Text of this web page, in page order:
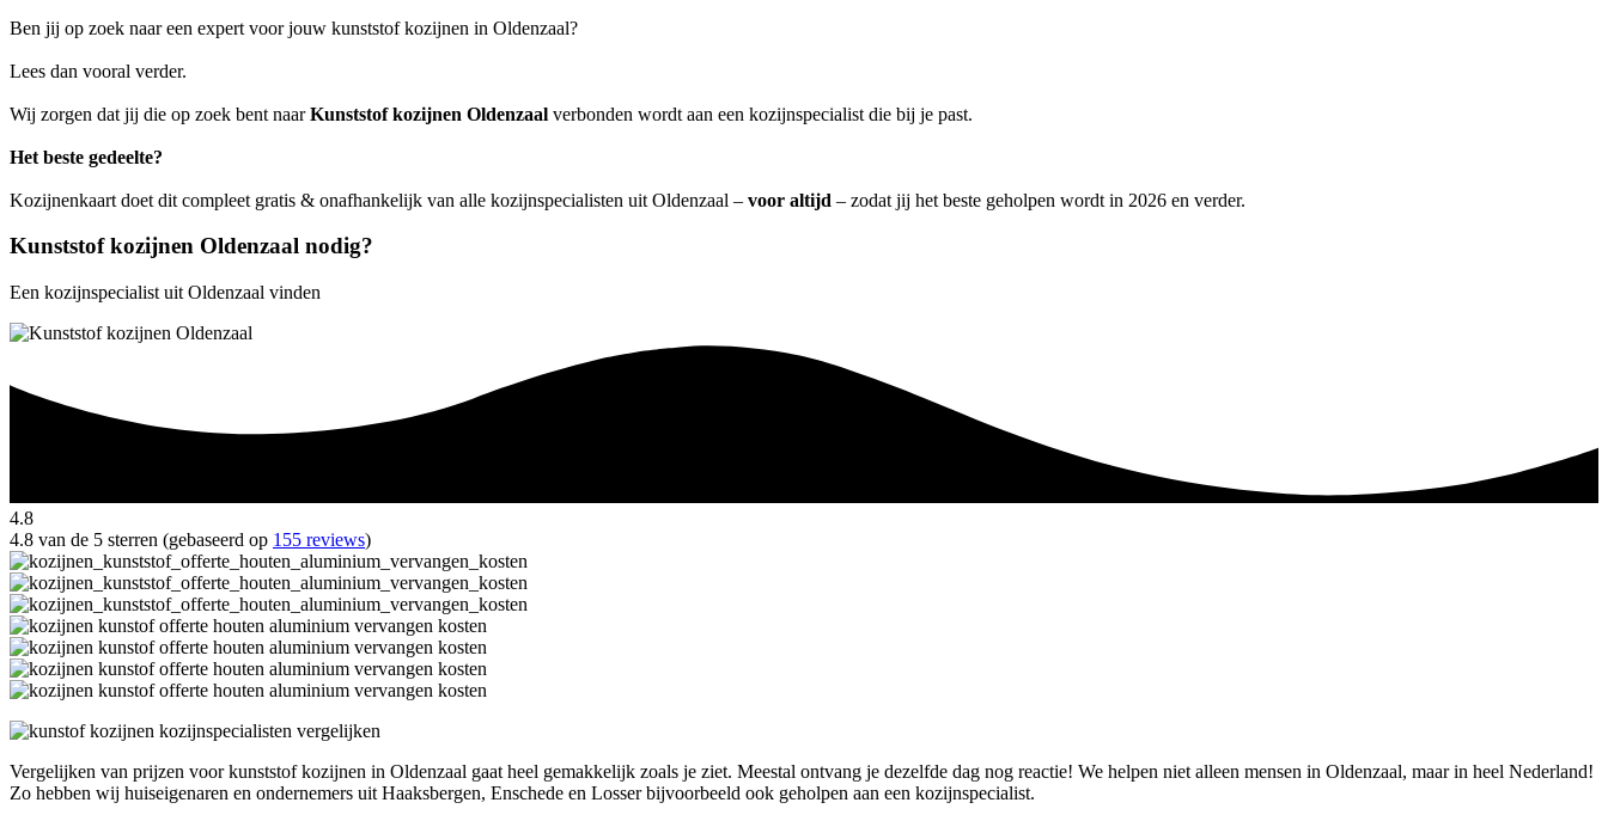
Ben jij op zoek naar een expert voor jouw kunststof kozijnen in Oldenzaal?
Lees dan vooral verder.
Wij zorgen dat jij die op zoek bent naarKunststof kozijnen Oldenzaal verbonden wordt aan een kozijnspecialist die bij je past.
Het beste gedeelte?
Kozijnenkaart doet dit compleet gratis & onafhankelijk van alle kozijnspecialisten uit Oldenzaal – voor altijd – zodat jij het beste geholpen wordt in 2026 en verder.
Kunststof kozijnen Oldenzaal nodig?
Een kozijnspecialist uit Oldenzaal vinden
4.8
4.8 van de 5 sterren (gebaseerd op 155 reviews)
Vergelijken van prijzen voor kunststof kozijnen in Oldenzaal gaat heel gemakkelijk zoals je ziet. Meestal ontvang je dezelfde dag nog reactie! We helpen niet alleen mensen in Oldenzaal, maar in heel Nederland!
Zo hebben wij huiseigenaren en ondernemers uit Haaksbergen, Enschede en Losser bijvoorbeeld ook geholpen aan een kozijnspecialist.